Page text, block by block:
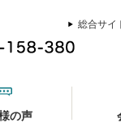
総合サイ
の声